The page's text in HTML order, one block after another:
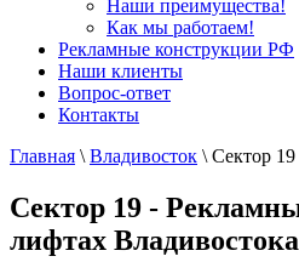
Наши преимущества!
Как мы работаем!
Рекламные конструкции РФ
Наши клиенты
Вопрос-ответ
Контакты
Главная \ Владивосток \ Сектор 19
Сектор 19 -
лифтах Владивостока